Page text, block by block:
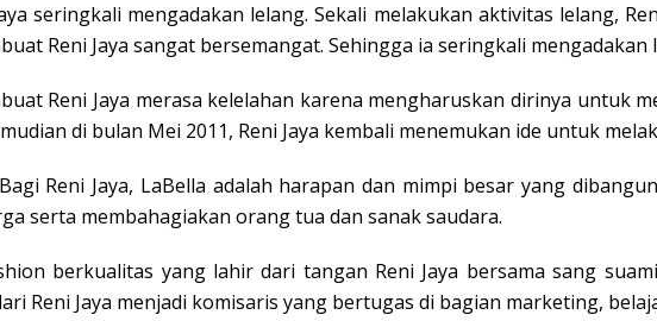
seringkali mengadakan lelang. Sekali melakukan aktivitas lelang,
Reni Jaya sangat bersemangat. Sehingga ia seringkali mengadakan
Reni Jaya merasa kelelahan karena mengharuskan dirinya untuk
di bulan Mei 2011, Reni Jaya kembali menemukan ide untuk
Reni Jaya, LaBella adalah harapan dan mimpi besar yang
serta membahagiakan orang tua dan sanak saudara.
berkualitas yang lahir dari tangan Reni Jaya bersama sang
Reni Jaya menjadi komisaris yang bertugas di bagian marketing,